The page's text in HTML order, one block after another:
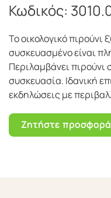
Κωδικός:
Το οικολογικό πιρούνι
συσκευασμένο είναι
Περιλαμβάνει πιρούνι
συσκευασία. Ιδανική
εκδηλώσεις με
Ζητήστε προσφορά